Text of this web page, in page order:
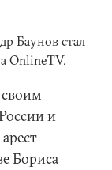
Баунов стал
OnlineTV.
и
Бориса